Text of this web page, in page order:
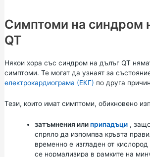
Симптоми на синдром
QT
Някои хора със синдром на дълъг QT
симптоми. Те могат да узнаят за
електрокардиограма (ЕКГ) по друга
Тези, които имат симптоми, обикновено
затъмнения илиприпадъци,
спряло да изпомпва кръвта
временно е изгладен от
се нормализира в рамките на